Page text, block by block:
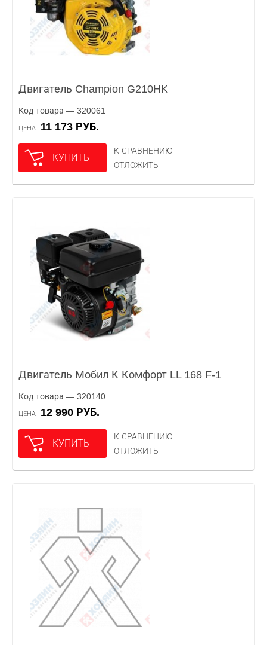
Двигатель Champion G210HK
Код товара — 320061
ЦЕНА 11 173 РУБ.
КУПИТЬ
К СРАВНЕНИЮ
ОТЛОЖИТЬ
Двигатель Мобил К Комфорт LL 168 F-1
Код товара — 320140
ЦЕНА 12 990 РУБ.
КУПИТЬ
К СРАВНЕНИЮ
ОТЛОЖИТЬ